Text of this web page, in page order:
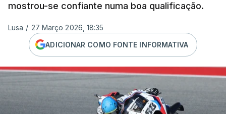
mostrou-se confiante numa boa qualificação.
Lusa / 27 Março 2026, 18:35
ADICIONAR COMO FONTE INFORMATIVA